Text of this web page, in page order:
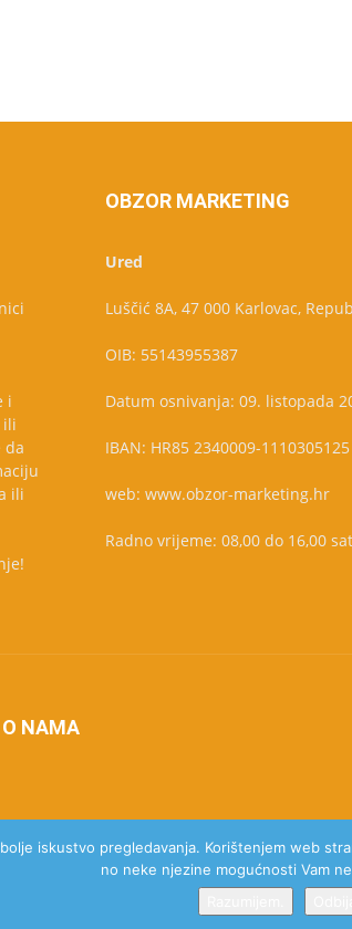
i
ili
da
ili
OBZOR MARKETING
Ured
Luščić 8A, 47 000 Karlovac,
OIB: 55143955387
Datum osnivanja: 09. listopada
IBAN: HR85 2340009-1110305125
web: www.obzor-marketing.hr
Radno vrijeme: 08,00 do 16,00
O NAMA
iskustvo pregledavanja. Korištenjem web
no neke njezine mogućnosti Vam